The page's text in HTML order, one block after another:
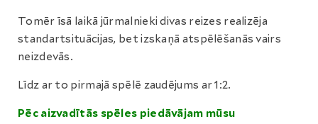
Tomēr īsā laikā jūrmalnieki divas reizes realizēja
standartsituācijas, bet izskaņā atspēlēšanās vairs
neizdevās.
Līdz ar to pirmajā spēlē zaudējums ar 1:2.
Pēc aizvadītās spēles piedāvājam mūsu